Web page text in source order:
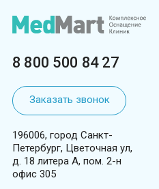
8 800 500 84 27
Заказать звонок
196006, город Санкт-
Петербург, Цветочная ул,
д. 18 литера А, пом. 2-н
офис 305